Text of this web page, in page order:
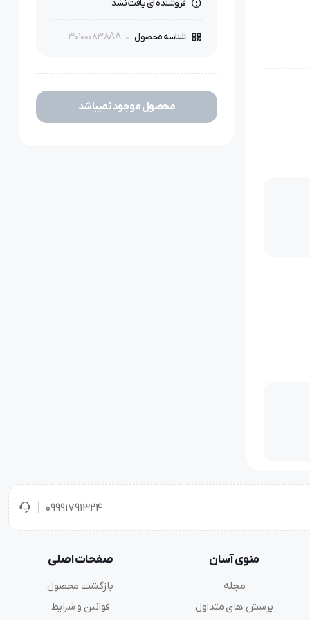
فروشنده ای یافت نشد
شناسه محصول 301000838AA
محصول موجود نمیباشد
09991791324
منوی آسان
مجله
پرسش های متداول
صفحات اصلی
بازگشت محصول
قوانین و شرایط